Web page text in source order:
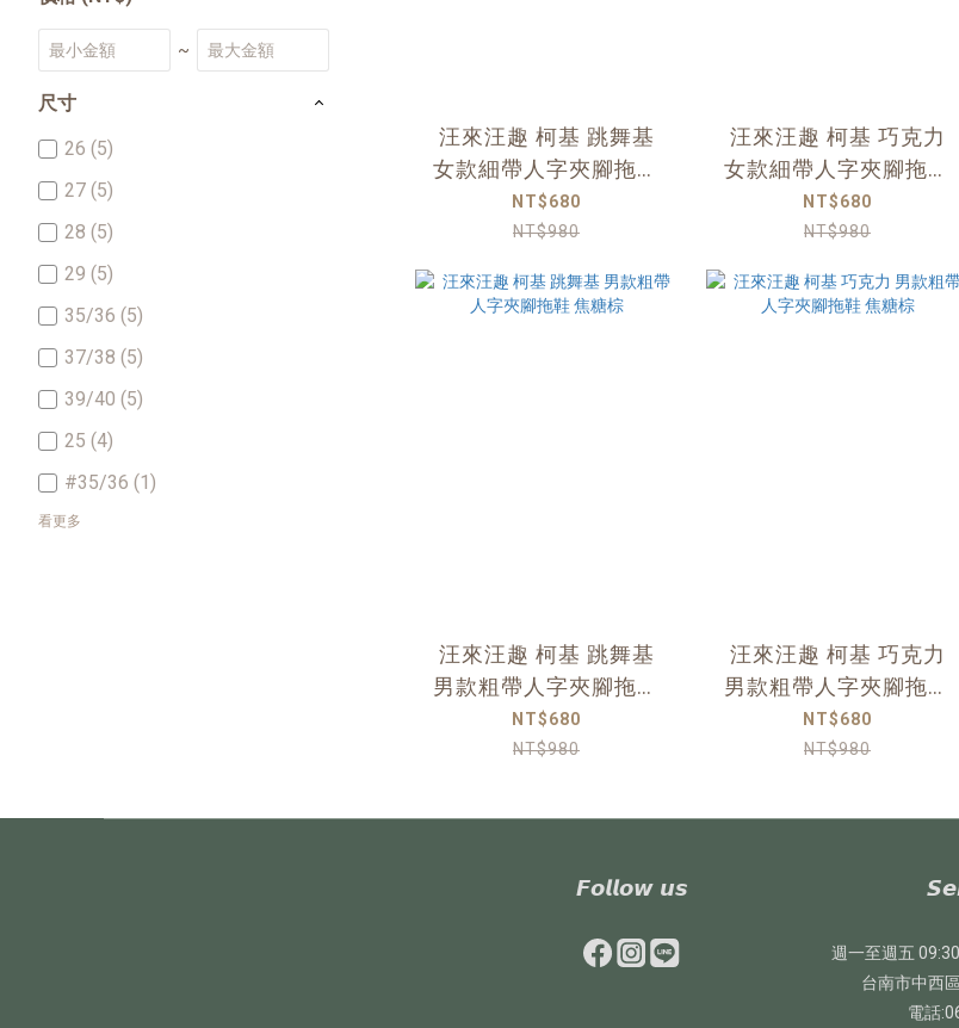
~
尺寸
26 (5)
27 (5)
28 (5)
29 (5)
35/36 (5)
37/38 (5)
39/40 (5)
25 (4)
#35/36 (1)
看更多
汪來汪趣 柯基 跳舞基
女款細帶人字夾腳拖鞋
焦糖棕
NT$680
NT$980
汪來汪趣 柯基 巧克力
女款細帶人字夾腳拖鞋
焦糖棕
NT$680
NT$980
汪來汪趣 柯基 跳舞基
男款粗帶人字夾腳拖鞋
焦糖棕
NT$680
NT$980
汪來汪趣 柯基 巧克力
男款粗帶人字夾腳拖鞋
焦糖棕
NT$680
NT$980
𝙁𝙤𝙡𝙡𝙤𝙬 𝙪𝙨
週一至週五
台南市中西
電話